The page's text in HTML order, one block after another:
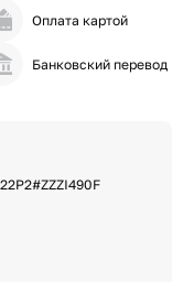
Оплата картой
Банковский перевод